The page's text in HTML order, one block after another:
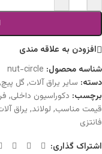
افزودن به علاقه مندی
شناسه محصول: nut-circle
دسته: سایر یراق آلات, گل پیچ,
برچسب: دکوراسیون داخلی,
قیمت مناسب, لولاند, یراق
فانتزی
اشتراک گذاری: